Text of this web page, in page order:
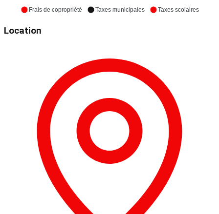
Frais de copropriété Taxes municipales Taxes scolaires
Location